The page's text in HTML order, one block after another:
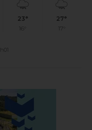
23°
16°
27°
17°